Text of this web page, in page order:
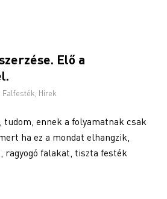
Elő a
Falfesték Hírek
tudom, ennek a folyamatnak csak
ha ez a mondat elhangzik,
ragyogó falakat, tiszta festék